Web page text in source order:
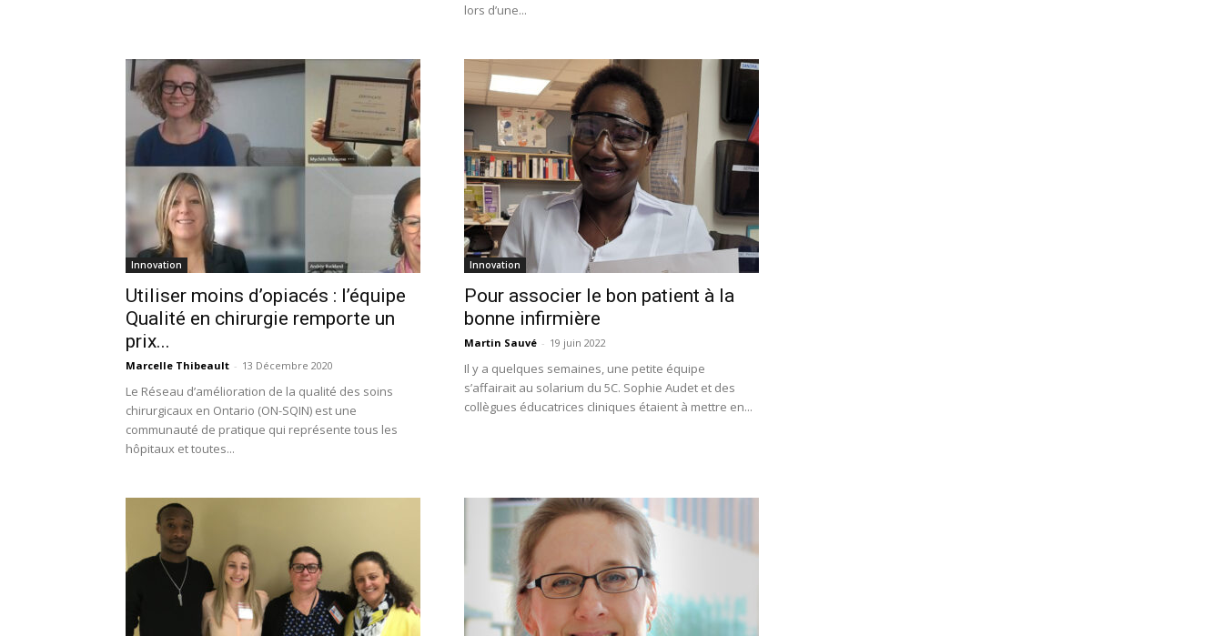
lors d’une...
Innovation
Utiliser moins d’opiacés : l’équipe
Qualité en chirurgie remporte un
prix...
Marcelle Thibeault - 13 Décembre 2020
Le Réseau d’amélioration de la qualité des soins
chirurgicaux en Ontario (ON-SQIN) est une
communauté de pratique qui représente tous les
hôpitaux et toutes...
Innovation
Pour associer le bon patient à la
bonne infirmière
Martin Sauvé - 19 juin 2022
Il y a quelques semaines, une petite équipe
s’affairait au solarium du 5C. Sophie Audet et des
collègues éducatrices cliniques étaient à mettre en...